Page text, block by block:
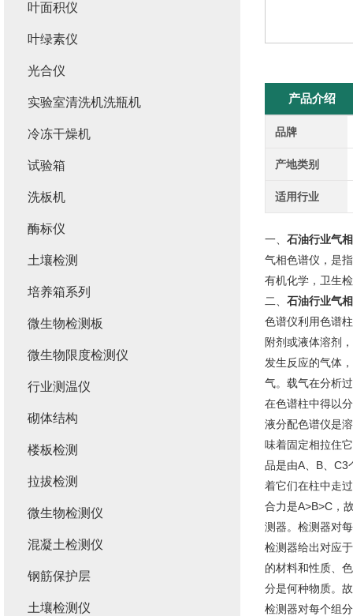
产品介绍
品牌
产地类别
适用行业
一、 石油行业气
气相色谱仪，是
有机化学，卫生
二、 石油行业气
色谱仪利用色谱
附剂或液体溶剂
发生反应的气体
气。载气在分析
在色谱柱中得以
液分配色谱仪是
味着固定相拉住
品是由A、B、C3
着它们在柱中走
合力是A>B>C，
测器。检测器对
检测器给出对应
的材料和性质、
分是何种物质。
检测器对每个组
叶面积仪
叶绿素仪
光合仪
实验室清洗机洗瓶机
冷冻干燥机
试验箱
洗板机
酶标仪
土壤检测
培养箱系列
微生物检测板
微生物限度检测仪
行业测温仪
砌体结构
楼板检测
拉拔检测
微生物检测仪
混凝土检测仪
钢筋保护层
土壤检测仪